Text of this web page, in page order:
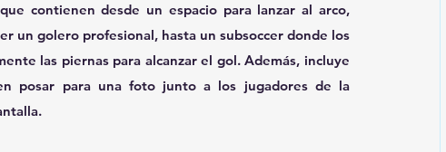
contienen desde un espacio para lanzar al arco,
un golero profesional, hasta un subsoccer donde los
las piernas para alcanzar el gol. Además, incluye
posar para una foto junto a los jugadores de la